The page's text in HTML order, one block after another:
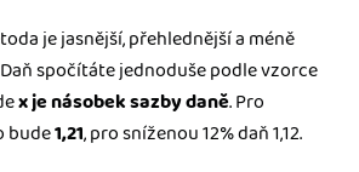
je jasnější, přehlednější a méně
spočítáte jednoduše podle vzorce
x je násobek sazby daně. Pro
bude1,21, pro sníženou 12% daň 1,12.